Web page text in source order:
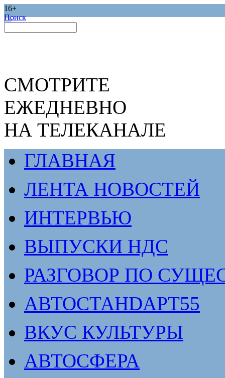
16+
Поиск
СМОТРИТЕ
ЕЖЕДНЕВНО
НА ТЕЛЕКАНАЛЕ
ГЛАВНАЯ
ЛЕНТА НОВОСТЕЙ
ИНТЕРВЬЮ
ВЫПУСКИ НДС
РАЗГОВОР ПО
АВТОСТАНDАРТ55
ВКУС КУЛЬТУРЫ
АВТОСФЕРА